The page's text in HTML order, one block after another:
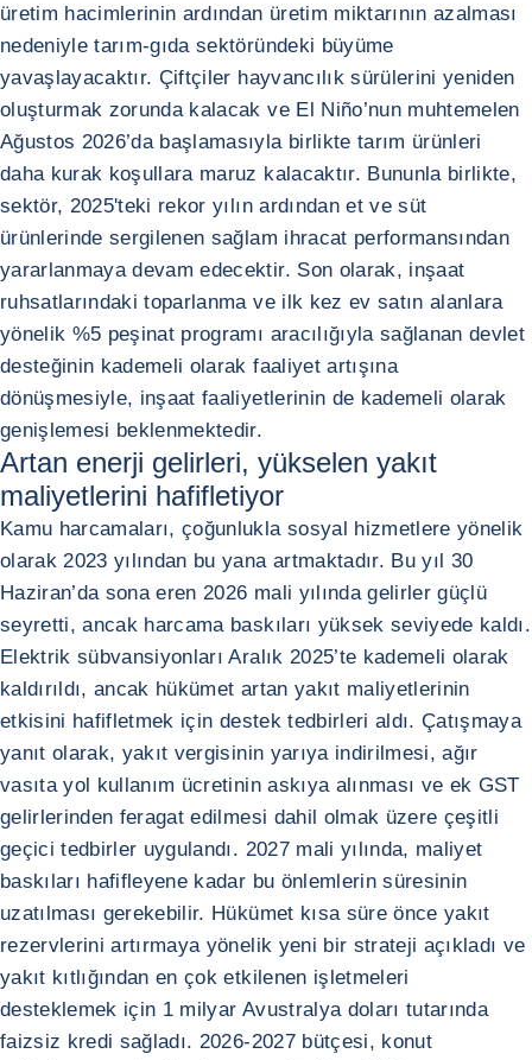
üretim hacimlerinin ardından üretim miktarının azalması
nedeniyle tarım-gıda sektöründeki büyüme
yavaşlayacaktır. Çiftçiler hayvancılık sürülerini yeniden
oluşturmak zorunda kalacak ve El Niño’nun muhtemelen
Ağustos 2026’da başlamasıyla birlikte tarım ürünleri
daha kurak koşullara maruz kalacaktır. Bununla birlikte,
sektör, 2025'teki rekor yılın ardından et ve süt
ürünlerinde sergilenen sağlam ihracat performansından
yararlanmaya devam edecektir. Son olarak, inşaat
ruhsatlarındaki toparlanma ve ilk kez ev satın alanlara
yönelik %5 peşinat programı aracılığıyla sağlanan devlet
desteğinin kademeli olarak faaliyet artışına
dönüşmesiyle, inşaat faaliyetlerinin de kademeli olarak
genişlemesi beklenmektedir.
Artan enerji gelirleri, yükselen yakıt
maliyetlerini hafifletiyor
Kamu harcamaları, çoğunlukla sosyal hizmetlere yönelik
olarak 2023 yılından bu yana artmaktadır. Bu yıl 30
Haziran’da sona eren 2026 mali yılında gelirler güçlü
seyretti, ancak harcama baskıları yüksek seviyede kaldı.
Elektrik sübvansiyonları Aralık 2025’te kademeli olarak
kaldırıldı, ancak hükümet artan yakıt maliyetlerinin
etkisini hafifletmek için destek tedbirleri aldı. Çatışmaya
yanıt olarak, yakıt vergisinin yarıya indirilmesi, ağır
vasıta yol kullanım ücretinin askıya alınması ve ek GST
gelirlerinden feragat edilmesi dahil olmak üzere çeşitli
geçici tedbirler uygulandı. 2027 mali yılında, maliyet
baskıları hafifleyene kadar bu önlemlerin süresinin
uzatılması gerekebilir. Hükümet kısa süre önce yakıt
rezervlerini artırmaya yönelik yeni bir strateji açıkladı ve
yakıt kıtlığından en çok etkilenen işletmeleri
desteklemek için 1 milyar Avustralya doları tutarında
faizsiz kredi sağladı. 2026-2027 bütçesi, konut